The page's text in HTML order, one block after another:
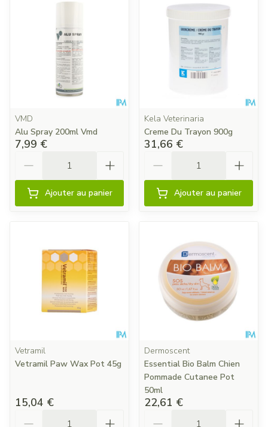
VMD
Alu Spray 200ml Vmd
7,99 €
Ajouter au panier
Kela Veterinaria
Creme Du Trayon 900g
31,66 €
Ajouter au panier
Vetramil
Vetramil Paw Wax Pot 45g
15,04 €
Dermoscent
Essential Bio Balm Chien
Pommade Cutanee Pot
50ml
22,61 €